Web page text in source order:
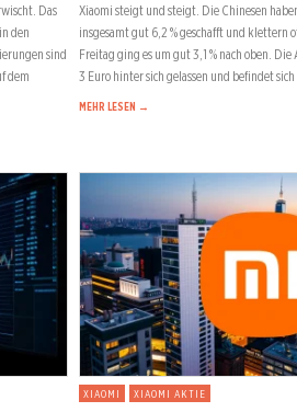
Das
den
sind
dem
Xiaomi steigt und steigt. Die Chinesen
insgesamt gut 6,2 % geschafft und klettern
Freitag ging es um gut 3,1 % nach oben.
3 Euro hinter sich gelassen und befindet
MEHR LESEN →
XIAOMI XIAOMI AKTIE